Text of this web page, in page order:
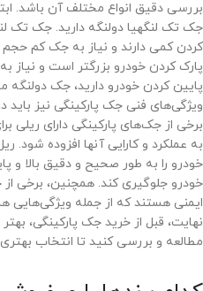
بررسی دقیق انواع مختلف آن باشد.
جک تک لنگهیا دولنگه دارید. جک تک
کردن کمی دارند و نیاز به جک کم
پارک کردن خودرو بزرگتر است و نیاز
پایین کردن خودرو دارید، جک دولنگه
ویژگی‌های فنی جک پارکینگی نیز باید
برخی از جک‌های پارکینگی دارای ریلی
به عملکرد و کارایی آنها افزوده
خودرو را به طور صحیح و دقیق بالا و
خودرو جلوگیری کند. همچنین، برخی
ایمنی هستند که از جمله ویژگی‌هایی
نهایت، قبل از خرید جک پارکینگی،
مطالعه و بررسی کنید تا انتخاب